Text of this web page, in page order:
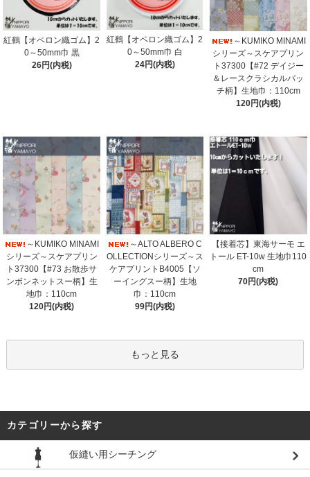
紅鶴【オペロン織ゴム】2
0～50mm巾 黒
26円(内税)
紅鶴【オペロン織ゴム】2
0～50mm巾 白
24円(内税)
～KUMIKO MINAMI
シリーズ～スケアプリン
ト37300【#72 デイジー
＆レースクラシカルパッ
チ柄】生地巾：110cm
120円(内税)
～KUMIKO MINAMI
シリーズ～スケアプリン
ト37300【#73 お散歩サ
ンボンネットスー柄】生
地巾：110cm
120円(内税)
～ALTO ALBERO C
OLLECTIONシリーズ～ス
ケアプリントB4005【ソ
ーイングスー柄】生地
巾：110cm
99円(内税)
【接着芯】東海サーモ エ
トール ET-10w 生地巾110
cm
70円(内税)
もっと見る
カテゴリーから探す
仮縫い用シーチング